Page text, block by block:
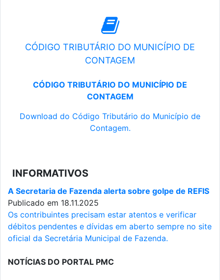
CÓDIGO TRIBUTÁRIO DO MUNICÍPIO DE
CONTAGEM
CÓDIGO TRIBUTÁRIO DO MUNICÍPIO DE
CONTAGEM
Download do Código Tributário do Município de
Contagem.
INFORMATIVOS
A Secretaria de Fazenda alerta sobre golpe de REFIS
Publicado em 18.11.2025
Os contribuintes precisam estar atentos e verificar
débitos pendentes e dívidas em aberto sempre no site
oficial da Secretária Municipal de Fazenda.
NOTÍCIAS DO PORTAL PMC